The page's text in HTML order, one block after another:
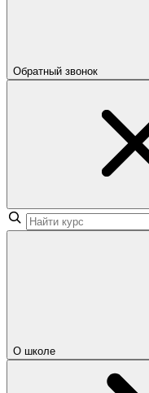
Обратный звонок
О школе